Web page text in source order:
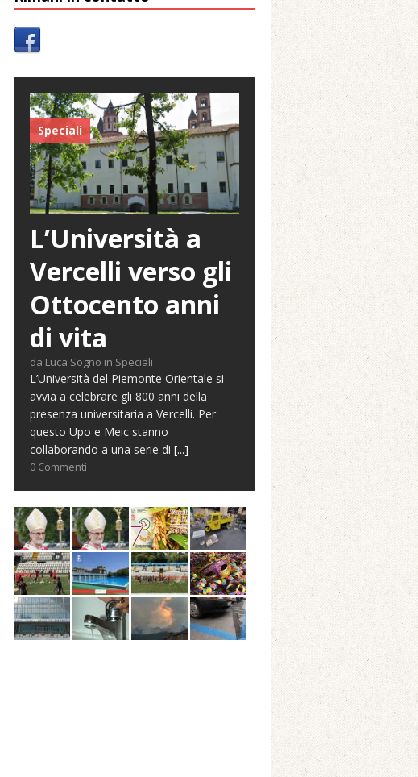
Speciali
L’Università a
Vercelli verso gli
Ottocento anni
di vita
da Luca Sogno in Speciali
L’Università del Piemonte Orientale si
avvia a celebrare gli 800 anni della
presenza universitaria a Vercelli. Per
questo Upo e Meic stanno
collaborando a una serie di [...]
0 Commenti